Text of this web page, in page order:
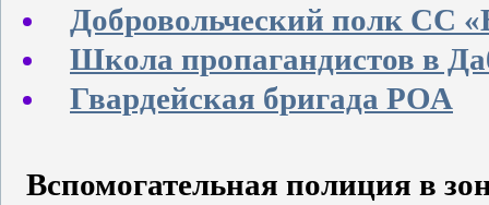
Добровольческий полк СС
Школа пропагандистов в
Гвардейская бригада РОА
Вспомогательная полиция в